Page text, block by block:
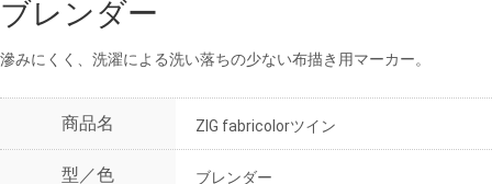
ブレンダー
滲みにくく、洗濯による洗い落ちの少ない布描き用マーカー。
商品名 ZIG fabricolorツイン
型／色 ブレンダー